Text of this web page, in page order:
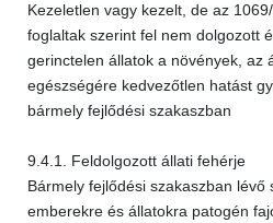
Kezeletlen vagy kezelt, de az
foglaltak szerint fel nem dolgozott
gerinctelen állatok a növények, az
egészségére kedvezőtlen hatást
bármely fejlődési szakaszban
9.4.1. Feldolgozott állati fehérje
Bármely fejlődési szakaszban lévő
emberekre és állatokra patogén